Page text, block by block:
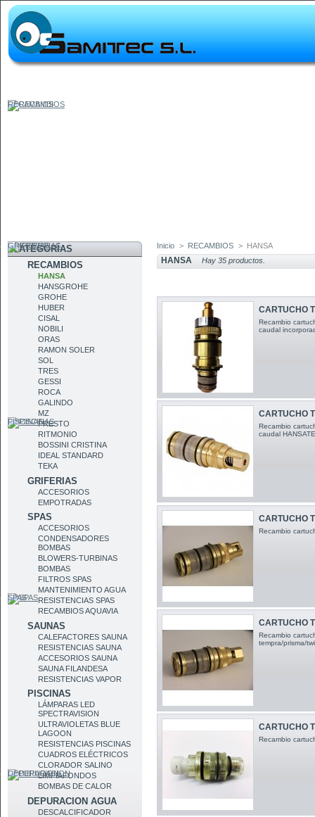
RECAMBIOS
GRIFERIAS
PISCINAS
SPAS
DEPURACION
CATEGORÍAS
RECAMBIOS
HANSA
HANSGROHE
GROHE
HUBER
CISAL
NOBILI
ORAS
RAMON SOLER
SOL
TRES
GESSI
ROCA
GALINDO
MZ
PRESTO
RITMONIO
BOSSINI CRISTINA
IDEAL STANDARD
TEKA
GRIFERIAS
ACCESORIOS
EMPOTRADAS
SPAS
ACCESORIOS
CONDENSADORES
BOMBAS
BLOWERS-TURBINAS
BOMBAS
FILTROS SPAS
MANTENIMIENTO AGUA
RESISTENCIAS SPAS
RECAMBIOS AQUAVIA
SAUNAS
CALEFACTORES SAUNA
RESISTENCIAS SAUNA
ACCESORIOS SAUNA
SAUNA FILANDESA
RESISTENCIAS VAPOR
PISCINAS
LÁMPARAS LED
SPECTRAVISION
ULTRAVIOLETAS BLUE
LAGOON
RESISTENCIAS PISCINAS
CUADROS ELÉCTRICOS
CLORADOR SALINO
LIMPIAFONDOS
BOMBAS DE CALOR
DEPURACION AGUA
DESCALCIFICADOR
Inicio > RECAMBIOS > HANSA
HANSA Hay 35 productos.
CARTUCHO
Recambio
caudal
CARTUCHO
Recambio
caudal
CARTUCHO
Recambio
CARTUCHO
Recambio
tempra/prisma/
CARTUCHO
Recambio